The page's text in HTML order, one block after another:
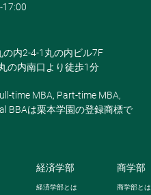
17:00
内2-4-1丸の内ビル7F
の内南口より徒歩1分
time MBA, Part-time MBA,
BBAは栗本学園の登録商標で
経済学部
経済学部とは
商学部
商学部とは